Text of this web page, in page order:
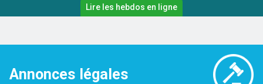
Lire les hebdos en ligne
Annonces légales